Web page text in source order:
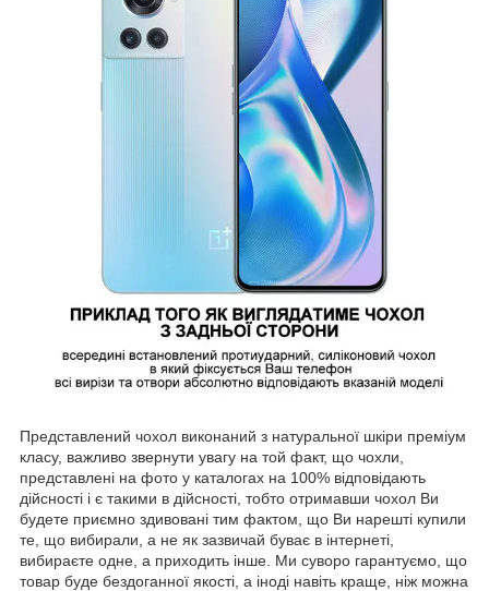
Представлений чохол виконаний з натуральної шкіри преміум
класу, важливо звернути увагу на той факт, що чохли,
представлені на фото у каталогах на 100% відповідають
дійсності і є такими в дійсності, тобто отримавши чохол Ви
будете приємно здивовані тим фактом, що Ви нарешті купили
те, що вибирали, а не як зазвичай буває в інтернеті,
вибираєте одне, а приходить інше. Ми суворо гарантуємо, що
товар буде бездоганної якості, а іноді навіть краще, ніж можна